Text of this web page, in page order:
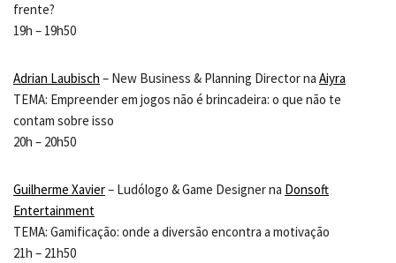
frente?
19h – 19h50
Adrian Laubisch – New Business & Planning Director na Aiyra
TEMA: Empreender em jogos não é brincadeira: o que não te
contam sobre isso
20h – 20h50
Guilherme Xavier– Ludólogo & Game Designer na Donsoft
Entertainment
TEMA: Gamificação: onde a diversão encontra a motivação
21h – 21h50